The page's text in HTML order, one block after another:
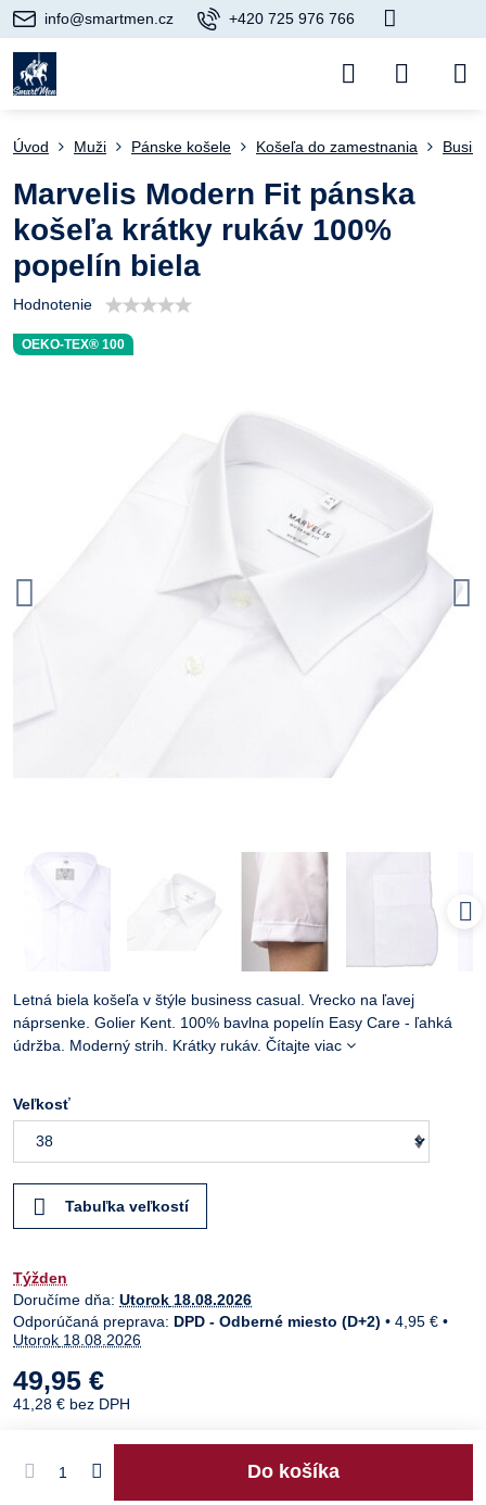
info@smartmen.cz +420 725 976 766
OEKO-TEX® 100
Úvod Muži Pánske košele Košeľa do zamestnania
Marvelis Modern Fit pánska
košeľa krátky rukáv 100%
popelín biela
Hodnotenie
Letná biela košeľa v štýle business casual. Vrecko na ľavej
náprsenke. Golier Kent. 100% bavlna popelín Easy Care - ľahká
údržba. Moderný strih. Krátky rukáv. Čítajte viac
Veľkosť
Tabuľka veľkostí
Týžden
Doručíme dňa: Utorok 18.08.2026
DPD - Odberné miesto (D+2) • 4,95 € •
Utorok 18.08.2026
49,95 €
41,28 € bez DPH
Do košíka